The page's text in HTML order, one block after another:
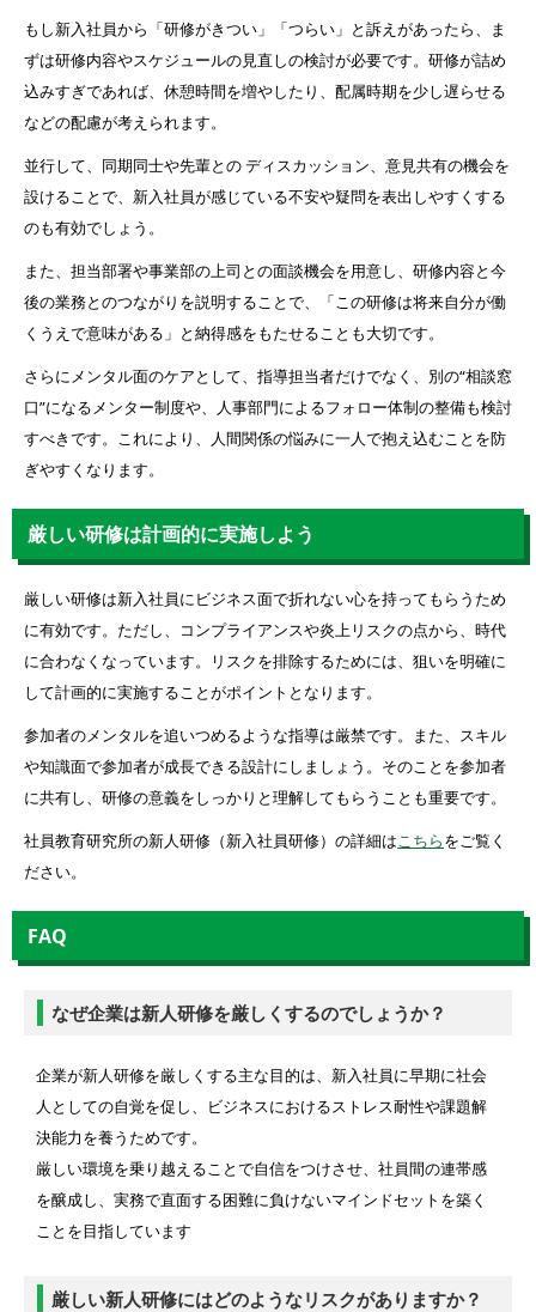
もし新入社員から「研修がきつい」「つらい」と訴えがあったら、ま
ずは研修内容やスケジュールの見直しの検討が必要です。研修が詰め
込みすぎであれば、休憩時間を増やしたり、配属時期を少し遅らせる
などの配慮が考えられます。
並行して、同期同士や先輩との ディスカッション、意見共有の機会を
設けることで、新入社員が感じている不安や疑問を表出しやすくする
のも有効でしょう。
また、担当部署や事業部の上司との面談機会を用意し、研修内容と今
後の業務とのつながりを説明することで、「この研修は将来自分が働
くうえで意味がある」と納得感をもたせることも大切です。
さらにメンタル面のケアとして、指導担当者だけでなく、別の“相談窓
口”になるメンター制度や、人事部門によるフォロー体制の整備も検討
すべきです。これにより、人間関係の悩みに一人で抱え込むことを防
ぎやすくなります。
厳しい研修は計画的に実施しよう
厳しい研修は新入社員にビジネス面で折れない心を持ってもらうため
に有効です。ただし、コンプライアンスや炎上リスクの点から、時代
に合わなくなっています。リスクを排除するためには、狙いを明確に
して計画的に実施することがポイントとなります。
参加者のメンタルを追いつめるような指導は厳禁です。また、スキル
や知識面で参加者が成長できる設計にしましょう。そのことを参加者
に共有し、研修の意義をしっかりと理解してもらうことも重要です。
社員教育研究所の新人研修（新入社員研修）の詳細はこちらをご覧く
ださい。
FAQ
なぜ企業は新人研修を厳しくするのでしょうか？
企業が新人研修を厳しくする主な目的は、新入社員に早期に社会
人としての自覚を促し、ビジネスにおけるストレス耐性や課題解
決能力を養うためです。
厳しい環境を乗り越えることで自信をつけさせ、社員間の連帯感
を醸成し、実務で直面する困難に負けないマインドセットを築く
ことを目指しています
厳しい新人研修にはどのようなリスクがありますか？